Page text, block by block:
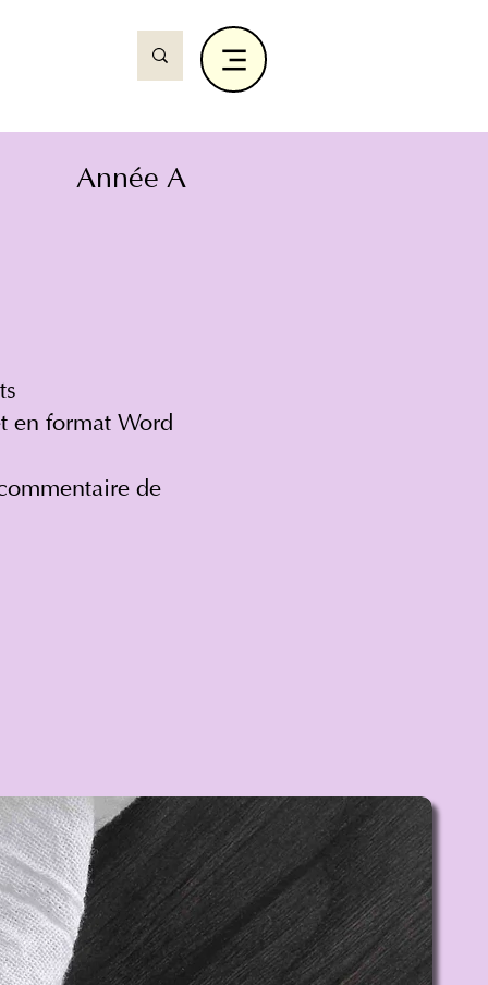
Année A
en format Word
de